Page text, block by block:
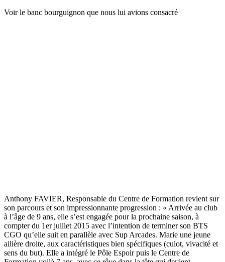
Voir le banc bourguignon que nous lui avions consacré
Anthony FAVIER, Responsable du Centre de Formation revient sur
son parcours et son impressionnante progression : « Arrivée au club
à l’âge de 9 ans, elle s’est engagée pour la prochaine saison, à
compter du 1er juillet 2015 avec l’intention de terminer son BTS
CGO qu’elle suit en parallèle avec Sup Arcades. Marie une jeune
ailière droite, aux caractéristiques bien spécifiques (culot, vivacité et
sens du but). Elle a intégré le Pôle Espoir puis le Centre de